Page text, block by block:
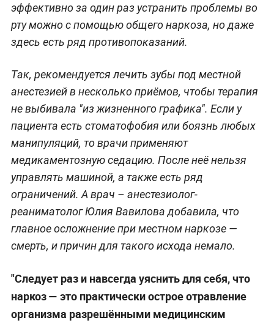
эффективно за один раз устранить проблемы во
рту можно с помощью общего наркоза, но даже
здесь есть ряд противопоказаний.
Так, рекомендуется лечить зубы под местной
анестезией в несколько приёмов, чтобы терапия
не выбивала "из жизненного графика". Если у
пациента есть стоматофобия или боязнь любых
манипуляций, то врачи применяют
медикаментозную седацию. После неё нельзя
управлять машиной, а также есть ряд
ограничений. А врач – анестезиолог-
реаниматолог Юлия Вавилова добавила, что
главное осложнение при местном наркозе —
смерть, и причин для такого исхода немало.
"Следует раз и навсегда уяснить для себя, что
наркоз — это практически острое отравление
организма разрешёнными медицинским